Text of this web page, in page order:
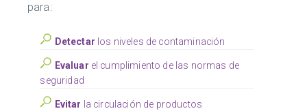
para:
Detectar los niveles de contaminación
Evaluar el cumplimiento de las normas de
seguridad
Evitar la circulación de productos